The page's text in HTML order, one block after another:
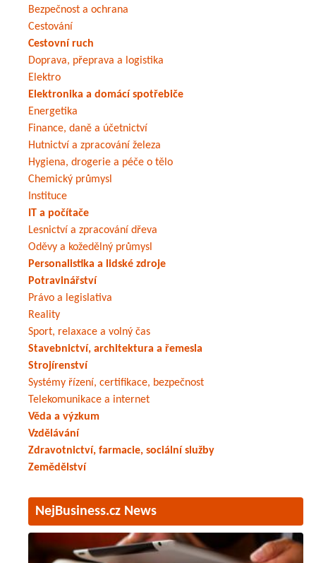
Bezpečnost a ochrana
Cestování
Cestovní ruch
Doprava, přeprava a logistika
Elektro
Elektronika a domácí spotřebiče
Energetika
Finance, daně a účetnictví
Hutnictví a zpracování železa
Hygiena, drogerie a péče o tělo
Chemický průmysl
Instituce
IT a počítače
Lesnictví a zpracování dřeva
Oděvy a kožedělný průmysl
Personalistika a lidské zdroje
Potravinářství
Právo a legislativa
Reality
Sport, relaxace a volný čas
Stavebnictví, architektura a řemesla
Strojírenství
Systémy řízení, certifikace, bezpečnost
Telekomunikace a internet
Věda a výzkum
Vzdělávání
Zdravotnictví, farmacie, sociální služby
Zemědělství
NejBusiness.cz News